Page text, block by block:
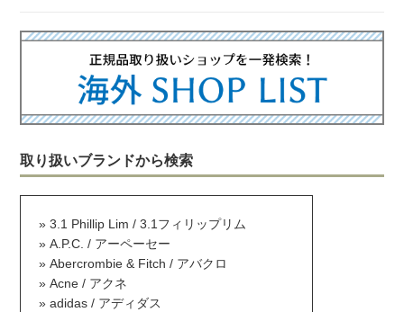
取り扱いブランドから検索
3.1 Phillip Lim / 3.1フィリップリム
A.P.C. / アーペーセー
Abercrombie & Fitch / アバクロ
Acne / アクネ
adidas / アディダス